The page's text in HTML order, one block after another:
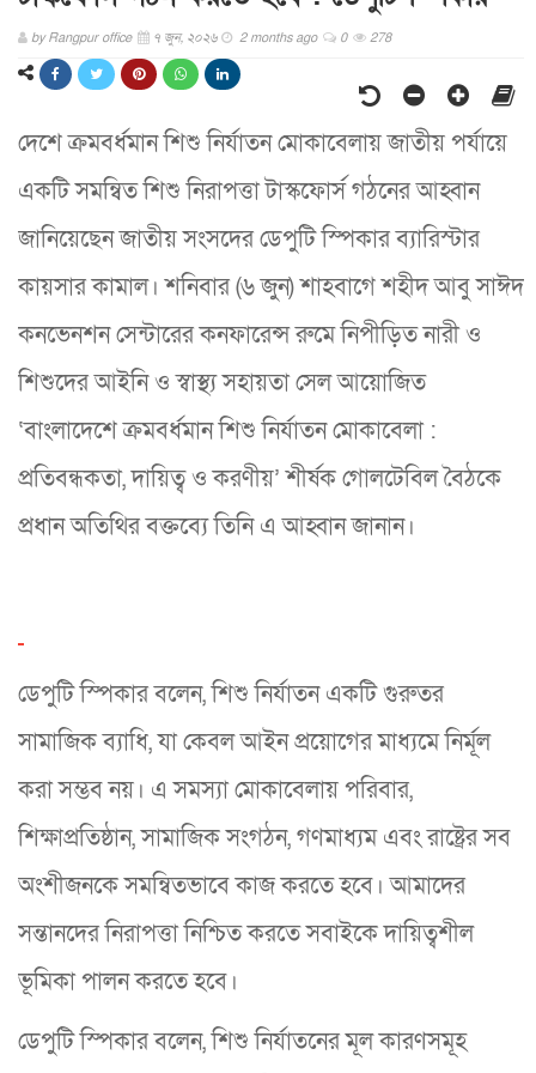
byRangpur office ৭ জুন, ২০২৬ 2 months ago 0 278
দেশে ক্রমবর্ধমান শিশু নির্যাতন মোকাবেলায় জাতীয় পর্যায়ে
একটি সমন্বিত শিশু নিরাপত্তা টাস্কফোর্স গঠনের আহ্বান
জানিয়েছেন জাতীয় সংসদের ডেপুটি স্পিকার ব্যারিস্টার
কায়সার কামাল। শনিবার (৬ জুন) শাহবাগে শহীদ আবু সাঈদ
কনভেনশন সেন্টারের কনফারেন্স রুমে নিপীড়িত নারী ও
শিশুদের আইনি ও স্বাস্থ্য সহায়তা সেল আয়োজিত
‘বাংলাদেশে ক্রমবর্ধমান শিশু নির্যাতন মোকাবেলা :
প্রতিবন্ধকতা, দায়িত্ব ও করণীয়’ শীর্ষক গোলটেবিল বৈঠকে
প্রধান অতিথির বক্তব্যে তিনি এ আহ্বান জানান।
ডেপুটি স্পিকার বলেন, শিশু নির্যাতন একটি গুরুতর
সামাজিক ব্যাধি, যা কেবল আইন প্রয়োগের মাধ্যমে নির্মূল
করা সম্ভব নয়। এ সমস্যা মোকাবেলায় পরিবার,
শিক্ষাপ্রতিষ্ঠান, সামাজিক সংগঠন, গণমাধ্যম এবং রাষ্ট্রের সব
অংশীজনকে সমন্বিতভাবে কাজ করতে হবে। আমাদের
সন্তানদের নিরাপত্তা নিশ্চিত করতে সবাইকে দায়িত্বশীল
ভূমিকা পালন করতে হবে।
ডেপুটি স্পিকার বলেন, শিশু নির্যাতনের মূল কারণসমূহ